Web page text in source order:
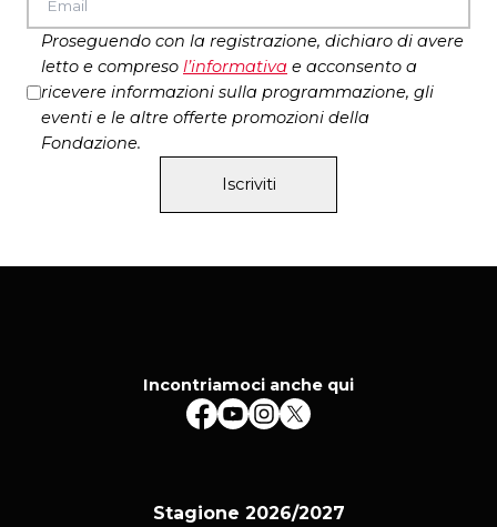
produzioneTeatro Metastasio di Prato,
Sotterraneo, Piccolo Teatro di Milano – Teatro
d’Europa, Emilia Romagna Teatro ERT / Teatro
Nazionale
con il sostegno di
Toscana (Fondazione Armunia Castiglioncello –
CapoTrave/Kilowatt Sansepolcro), La Corte
Proseguendo con la registrazione, dichiaro di avere
letto e compreso l’informativa e acconsento a
ricevere informazioni sulla programmazione, gli
eventi e le altre offerte promozioni della
Fondazione.
Iscriviti
Incontriamoci anche qui
Stagione 2026/2027